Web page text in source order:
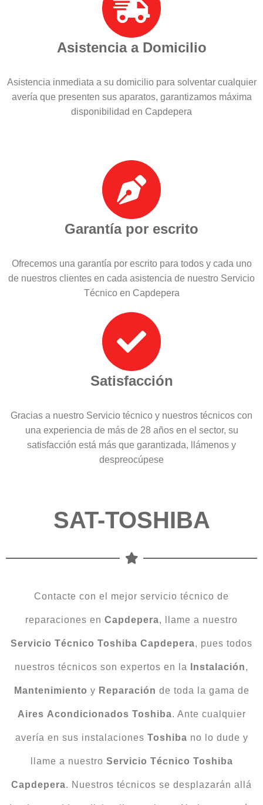
Asistencia a Domicilio
Asistencia inmediata a su domicilio para solventar cualquier
avería que presenten sus aparatos, garantizamos máxima
disponibilidad en Capdepera
Garantía por escrito
Ofrecemos una garantía por escrito para todos y cada uno
de nuestros clientes en cada asistencia de nuestro Servicio
Técnico en Capdepera
Satisfacción
Gracias a nuestro Servicio técnico y nuestros técnicos con
una experiencia de más de 28 años en el sector, su
satisfacción está más que garantizada, llámenos y
despreocúpese
SAT-TOSHIBA
Contacte con el mejor servicio técnico de
reparaciones en Capdepera, llame a nuestro
Servicio Técnico Toshiba Capdepera, pues todos
nuestros técnicos son expertos en la Instalación,
Mantenimiento y Reparación de toda la gama de
Aires Acondicionados Toshiba. Ante cualquier
avería en sus instalaciones Toshiba no lo dude y
llame a nuestro Servicio Técnico Toshiba
Capdepera. Nuestros técnicos se desplazarán allá